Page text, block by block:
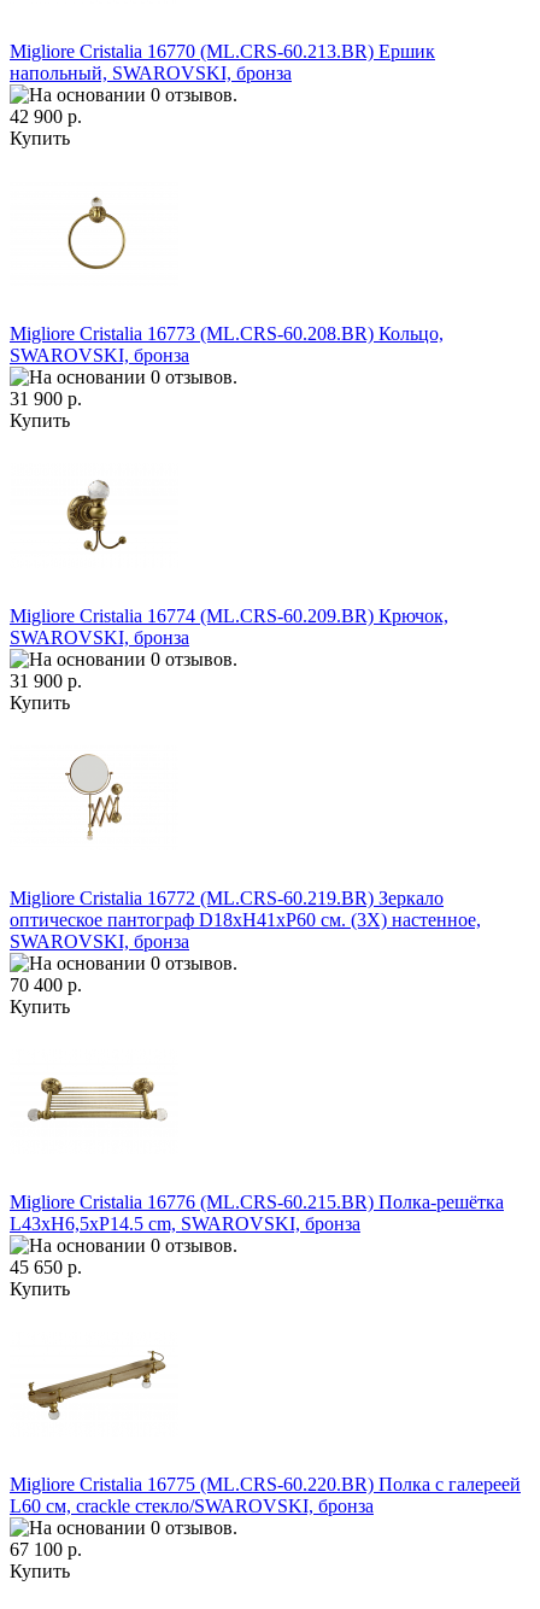
Migliore Cristalia 16770 (ML.CRS-60.213.BR) Ершик
напольный, SWAROVSKI, бронза
42 900 р.
Купить
Migliore Cristalia 16773 (ML.CRS-60.208.BR) Кольцо,
SWAROVSKI, бронза
31 900 р.
Купить
Migliore Cristalia 16774 (ML.CRS-60.209.BR) Крючок,
SWAROVSKI, бронза
31 900 р.
Купить
Migliore Cristalia 16772 (ML.CRS-60.219.BR) Зеркало
оптическое пантограф D18xH41xP60 см. (3Х) настенное,
SWAROVSKI, бронза
70 400 р.
Купить
Migliore Cristalia 16776 (ML.CRS-60.215.BR) Полка-решётка
L43xH6,5xP14.5 cm, SWAROVSKI, бронза
45 650 р.
Купить
Migliore Cristalia 16775 (ML.CRS-60.220.BR) Полка c галереей
L60 см, crackle стекло/SWAROVSKI, бронза
67 100 р.
Купить